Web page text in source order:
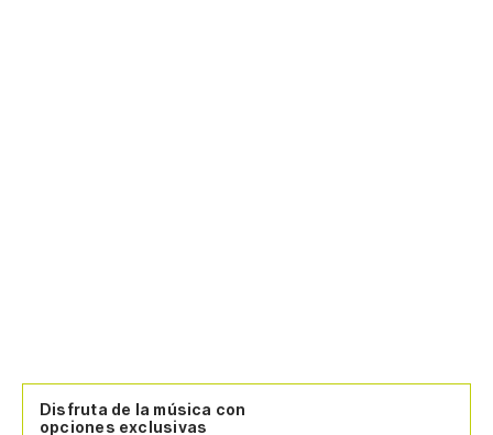
Disfruta de la música con
opciones exclusivas